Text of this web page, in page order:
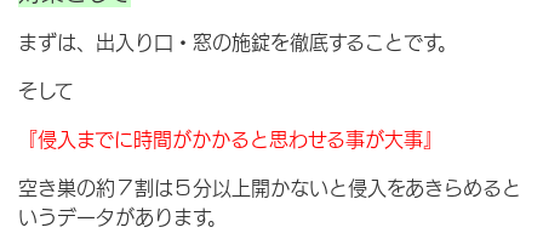
まずは、出入り口・窓の施錠を徹底することです。
そして
『侵入までに時間がかかると思わせる事が大事』
空き巣の約７割は５分以上開かないと侵入をあきらめると
いうデータがあります。